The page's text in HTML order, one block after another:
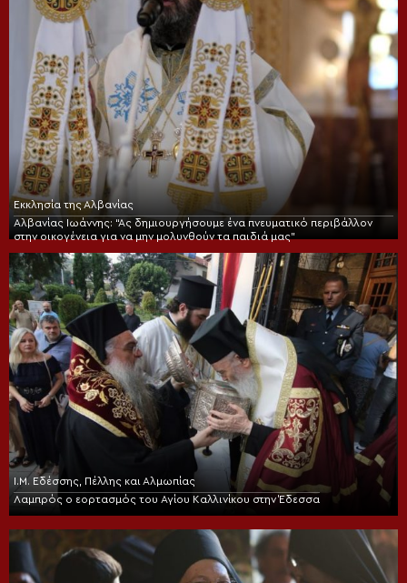
Εκκλησία της Αλβανίας
Αλβανίας Ιωάννης: “Ας δημιουργήσουμε ένα πνευματικό περιβάλλον
στην οικογένεια για να μην μολυνθούν τα παιδιά μας”
Ι.Μ. Εδέσσης, Πέλλης και Αλμωπίας
Λαμπρός ο εορτασμός του Αγίου Καλλινίκου στην Έδεσσα